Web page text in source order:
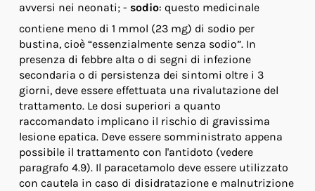
avversi nei neonati; - sodio: questo medicinale
contiene meno di 1 mmol (23 mg) di sodio per
bustina, cioè “essenzialmente senza sodio”. In
presenza di febbre alta o di segni di infezione
secondaria o di persistenza dei sintomi oltre i 3
giorni, deve essere effettuata una rivalutazione del
trattamento. Le dosi superiori a quanto
raccomandato implicano il rischio di gravissima
lesione epatica. Deve essere somministrato appena
possibile il trattamento con l'antidoto (vedere
paragrafo 4.9). Il paracetamolo deve essere utilizzato
con cautela in caso di disidratazione e malnutrizione